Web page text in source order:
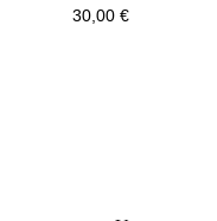
30,00 €